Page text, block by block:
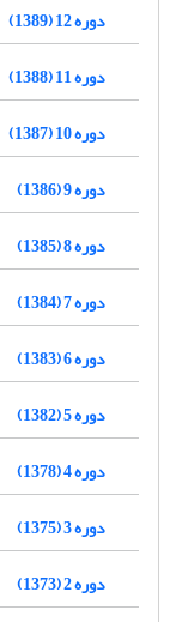
دوره 12 (1389)
دوره 11 (1388)
دوره 10 (1387)
دوره 9 (1386)
دوره 8 (1385)
دوره 7 (1384)
دوره 6 (1383)
دوره 5 (1382)
دوره 4 (1378)
دوره 3 (1375)
دوره 2 (1373)